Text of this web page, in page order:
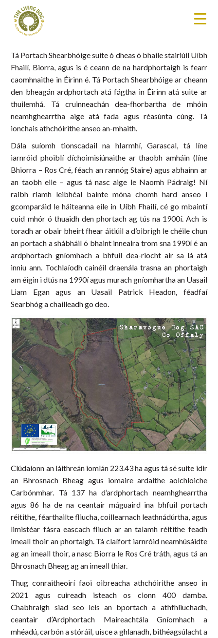
Tá Portach Shearbhóige suite ó dheas ó bhaile stairiúil Uíbh
Fhailí, Biorra, agus is é ceann de na hardphortaigh is fearr
caomhnaithe in Éirinn é. Tá Portach Shearbhóige ar cheann
den bheagán ardphortach atá fágtha in Éirinn atá suite ar
thuilemhá. Tá cruinneachán dea-fhorbartha de mhóin
neamhghearrtha aige atá fada agus réasúnta cúng. Tá
ionchais athchóirithe anseo an-mhaith.
Dála suíomh tionscadail na hIarmhí, Garascal, tá líne
iarnróid phoiblí díchoimisiúnaithe ar thaobh amháin (líne
Bhiorra – Ros Cré, féach an rannóg Staire) agus abhainn ar
an taobh eile – agus tá nasc aige le Naomh Pádraig! Ní
raibh riamh leibhéal bainte móna chomh hard anseo i
gcomparáid le háiteanna eile in Uíbh Fhailí, cé go mbaintí
cuid mhór ó thuaidh den phortach ag tús na 1900í. Ach is
toradh ar obair bheirt fhear áitiúil a d’oibrigh le chéile chun
an portach a shábháil ó bhaint innealra trom sna 1990í é an
ardphortach gníomhach a bhfuil dea-riocht air sa lá atá
inniu ann. Tochlaíodh cainéil draenála trasna an phortaigh
am éigin i dtús na 1990í agus murach gníomhartha an Uasail
Liam Egan agus an Uasail Patrick Headon, féadfaí
Searbhóg a chailleadh go deo.
Clúdaíonn an láithreán iomlán 223.43 ha agus tá sé suite idir
an Bhrosnach Bheag agus iomaire ardaithe aolchloiche
Carbónmhar. Tá 137 ha d’ardphortach neamhghearrtha
agus 86 ha de na ceantair máguaird ina bhfuil portach
réitithe, féarthailte fliucha, coillearnach leathnádúrtha, agus
limistéar fásra eascach fliuch ar an talamh réitithe feadh
imeall thoir an phortaigh. Tá claífort iarnróid neamhúsáidte
ag an imeall thoir, a nasc Biorra le Ros Cré tráth, agus tá an
Bhrosnach Bheag ag an imeall thiar.
Thug conraitheoirí faoi oibreacha athchóirithe anseo in
2021 agus cuireadh isteach os cionn 400 damba.
Chabhraigh siad seo leis an bportach a athfhliuchadh,
ceantair d’Ardphortach Maireachtála Gníomhach a
mhéadú, carbón a stóráil, uisce a ghlanadh, bithéagsúlacht a